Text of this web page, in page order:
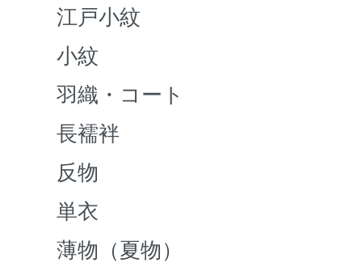
江戸小紋
小紋
羽織・コート
長襦袢
反物
単衣
薄物（夏物）